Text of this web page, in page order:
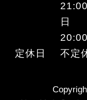
21:00
日
20:00
定休日
不定